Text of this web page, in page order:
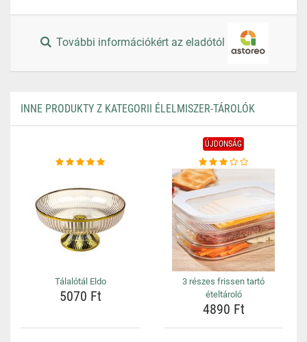
További információkért az eladótól
INNE PRODUKTY Z KATEGORII ÉLELMISZER-TÁROLÓK
Tálalótál Eldo
5070 Ft
ÚJDONSÁG
3 részes frissen tartó
ételtároló
4890 Ft